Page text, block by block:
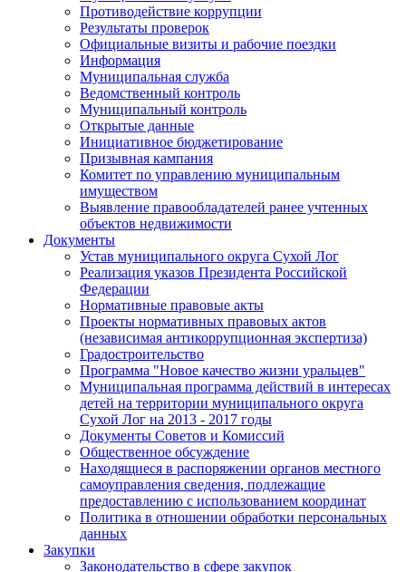
Противодействие коррупции
Результаты проверок
Официальные визиты и рабочие поездки
Информация
Муниципальная служба
Ведомственный контроль
Муниципальный контроль
Открытые данные
Инициативное бюджетирование
Призывная кампания
Комитет по управлению муниципальным
имуществом
Выявление правообладателей ранее учтенных
объектов недвижимости
Документы
Устав муниципального округа Сухой Лог
Реализация указов Президента Российской
Федерации
Нормативные правовые акты
Проекты нормативных правовых актов
(независимая антикоррупционная экспертиза)
Градостроительство
Программа "Новое качество жизни уральцев"
Муниципальная программа действий в интересах
детей на территории муниципального округа
Сухой Лог на 2013 - 2017 годы
Документы Советов и Комиссий
Общественное обсуждение
Находящиеся в распоряжении органов местного
самоуправления сведения, подлежащие
предоставлению с использованием координат
Политика в отношении обработки персональных
данных
Закупки
Законодательство в сфере закупок